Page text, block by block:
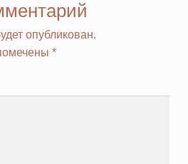
опубликован.
*